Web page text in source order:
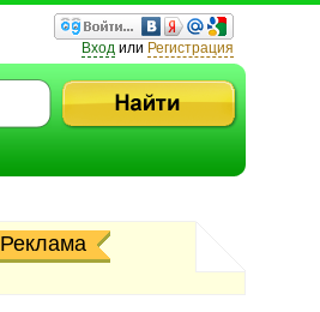
Вход или Регистрация
Реклама